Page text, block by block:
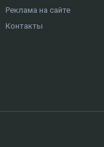
Реклама на сайте
Контакты